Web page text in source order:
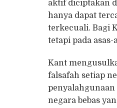
aktif diciptakan
hanya dapat
terkecuali. Bagi
tetapi pada
Kant
falsafah setiap
negara bebas